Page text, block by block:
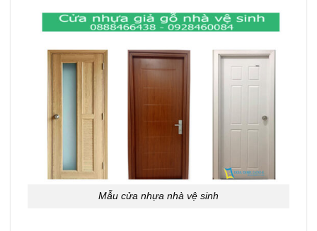
Mẫu cửa nhựa nhà vệ sinh